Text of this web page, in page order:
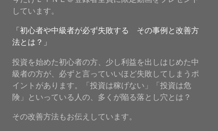
しています。
「初心者や中級者が必ず失敗する その事例と改善方
法とは？」
投資を始めた初心者の方、少し利益を出しはじめた中
級者の方が、必ずと言っていいほど失敗してしまうポ
イントがあります。「投資は稼げない」「投資は危
険」といっている人の、多くが陥る落とし穴とは？
その改善方法もお伝えしています。